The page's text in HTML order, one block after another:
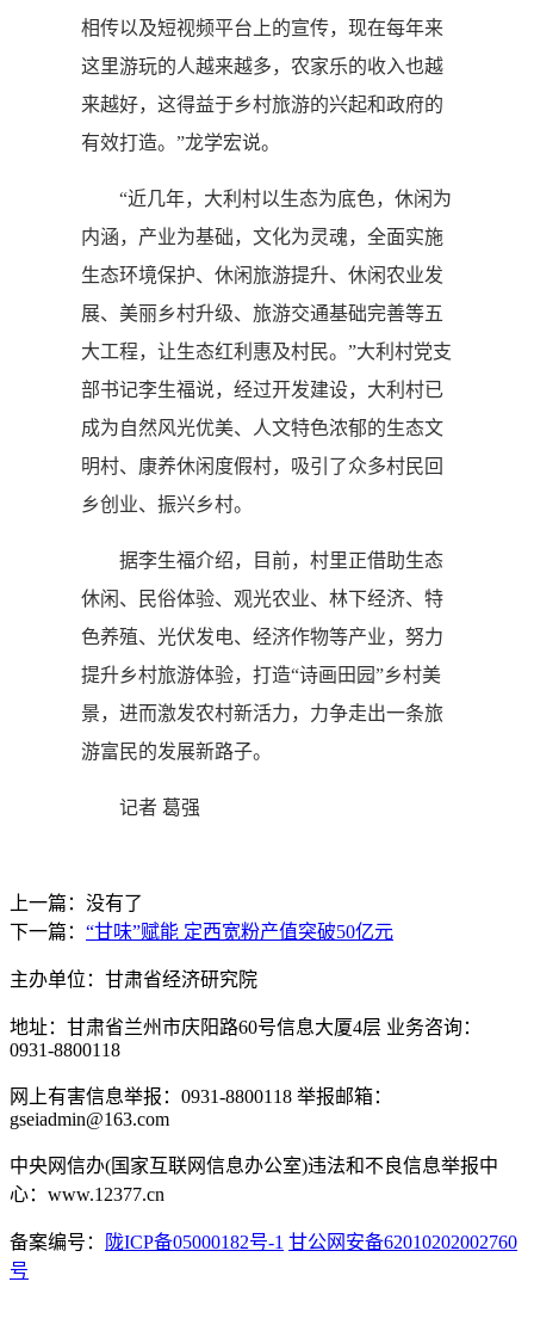
相传以及短视频平台上的宣传，现在每年来
这里游玩的人越来越多，农家乐的收入也越
来越好，这得益于乡村旅游的兴起和政府的
有效打造。”龙学宏说。
“近几年，大利村以生态为底色，休闲为
内涵，产业为基础，文化为灵魂，全面实施
生态环境保护、休闲旅游提升、休闲农业发
展、美丽乡村升级、旅游交通基础完善等五
大工程，让生态红利惠及村民。”大利村党支
部书记李生福说，经过开发建设，大利村已
成为自然风光优美、人文特色浓郁的生态文
明村、康养休闲度假村，吸引了众多村民回
乡创业、振兴乡村。
据李生福介绍，目前，村里正借助生态
休闲、民俗体验、观光农业、林下经济、特
色养殖、光伏发电、经济作物等产业，努力
提升乡村旅游体验，打造“诗画田园”乡村美
景，进而激发农村新活力，力争走出一条旅
游富民的发展新路子。
记者 葛强
上一篇：没有了
下一篇： “甘味”赋能 定西宽粉产值突破50亿元
主办单位：甘肃省经济研究院
地址：甘肃省兰州市庆阳路60号信息大厦4层 业务咨询：
0931-8800118
网上有害信息举报：0931-8800118 举报邮箱：
gseiadmin@163.com
中央网信办(国家互联网信息办公室)违法和不良信息举报中
心：www.12377.cn
备案编号： 陇ICP备05000182号-1 甘公网安备62010202002760
号